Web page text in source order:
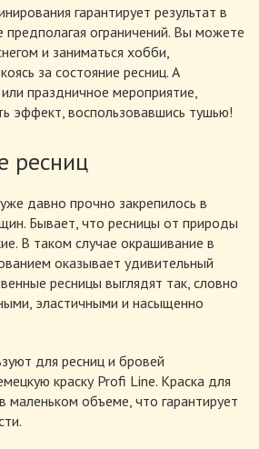
гарантирует результат в
предполагая ограничений. Вы можете
и заниматься хобби,
за состояние ресниц. А
праздничное мероприятие,
эффект, воспользовавшись тушью!
ресниц
давно прочно закрепилось в
Бывает, что ресницы от природы
В таком случае окрашивание в
оказывает удивительный
ресницы выглядят так, словно
эластичными и насыщенно
для ресниц и бровей
краску Profi Line. Краска для
маленьком объеме, что гарантирует